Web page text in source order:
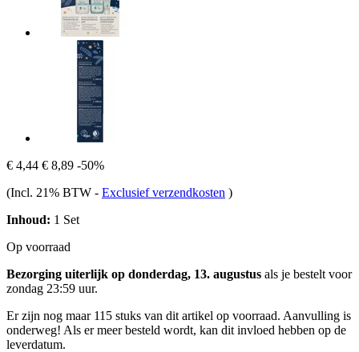
€ 4,44 € 8,89 -50%
(Incl. 21% BTW - Exclusief verzendkosten )
Inhoud: 1 Set
Op voorraad
Bezorging uiterlijk op donderdag, 13. augustus als je bestelt voor
zondag 23:59 uur.
Er zijn nog maar 115 stuks van dit artikel op voorraad. Aanvulling is
onderweg! Als er meer besteld wordt, kan dit invloed hebben op de
leverdatum.